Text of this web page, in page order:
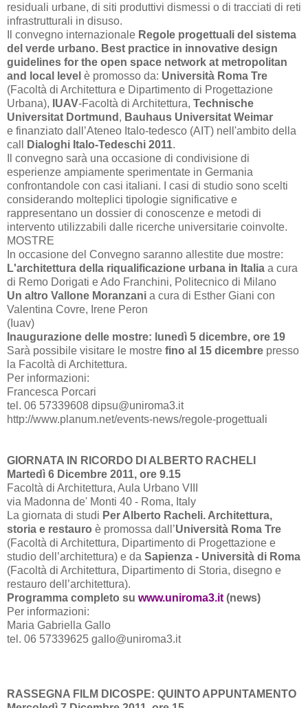
residuali urbane, di siti produttivi dismessi o di tracciati di reti
infrastrutturali in disuso.
Il convegno internazionale Regole progettuali del sistema
del verde urbano. Best practice in innovative design
guidelines for the open space network at metropolitan
and local level è promosso da: Università Roma Tre
(Facoltà di Architettura e Dipartimento di Progettazione
Urbana), IUAV-Facoltà di Architettura, Technische
Universitat Dortmund , Bauhaus Universitat Weimar
e finanziato dall’Ateneo Italo-tedesco (AIT) nell'ambito della
call
Dialoghi Italo-Tedeschi 2011.
Il convegno sarà una occasione di condivisione di
esperienze ampiamente sperimentate in Germania
confrontandole con casi italiani. I casi di studio sono scelti
considerando molteplici tipologie significative e
rappresentano un dossier di conoscenze e metodi di
intervento utilizzabili dalle ricerche universitarie coinvolte.
MOSTRE
In occasione del Convegno saranno allestite due mostre:
L'architettura della riqualificazione urbana in Italia a cura
di Remo Dorigati e Ado Franchini, Politecnico di Milano
Un altro Vallone Moranzani a cura di Esther Giani con
Valentina Covre, Irene Peron
(Iuav)
Inaugurazione delle mostre: lunedì 5 dicembre, ore 19
Sarà possibile visitare le mostre fino al 15 dicembre presso
la Facoltà di Architettura.
Per informazioni:
Francesca Porcari
tel. 06 57339608 dipsu@uniroma3.it
http://www.planum.net/events-news/regole-progettuali
GIORNATA IN RICORDO DI ALBERTO RACHELI
Martedì 6 Dicembre 2011, ore 9.15
Facoltà di Architettura, Aula Urbano VIII
via Madonna de' Monti 40 - Roma, Italy
La giornata di studi Per Alberto Racheli. Architettura,
storia e restauro è promossa dall’Università Roma Tre
(Facoltà di Architettura, Dipartimento di Progettazione e
studio dell’architettura) e da Sapienza - Università di Roma
(Facoltà di Architettura, Dipartimento di Storia, disegno e
restauro dell’architettura).
Programma completo su www.uniroma3.it (news)
Per informazioni:
Maria Gabriella Gallo
tel. 06 57339625 gallo@uniroma3.it
RASSEGNA FILM DICOSPE: QUINTO APPUNTAMENTO